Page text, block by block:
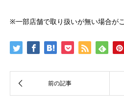
※一部店舗で取り扱いが無い場合がご